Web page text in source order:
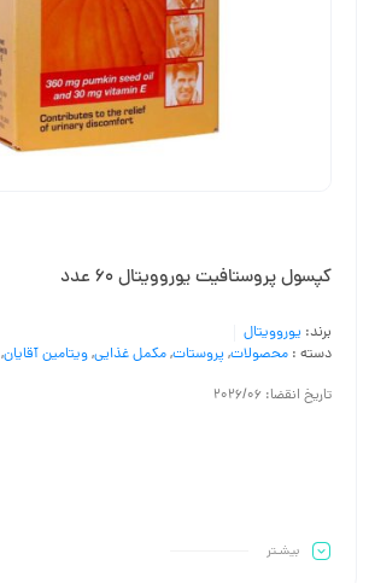
کپسول پروستافیت یوروویتال 60 عدد
برند: یوروویتال
دسته : محصولات, پروستات,مکمل غذایی,ویتامین آقایان,
تاریخ انقضا: 2026/06
بیشـتر